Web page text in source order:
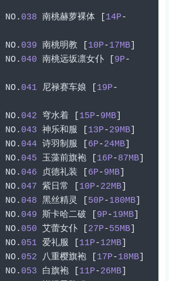
NO. 038 南桃赫萝裸体 14P-
NO. 039 南桃明教 10P-17MB]
NO. 040 南桃远坂凛女仆 9P-
NO. 041 尼禄赛车娘 19P-
NO. 042 穹水着 15P-9MB]
NO. 043 神乐和服 13P-29MB]
NO. 044 诗羽制服 6P-24MB]
NO. 045 玉藻前旗袍 16P-87MB]
NO. 046 贞德礼装 6P-9MB]
NO. 047 紫日常 10P-22MB]
NO. 048 黑丝精灵 50P-180MB]
NO. 049 斯卡哈二破 9P-19MB]
NO. 050 艾蕾女仆 27P-55MB]
NO. 051 爱礼服 11P-12MB]
NO. 052 八重樱旗袍 17P-18MB]
NO. 053 白旗袍 11P-26MB]